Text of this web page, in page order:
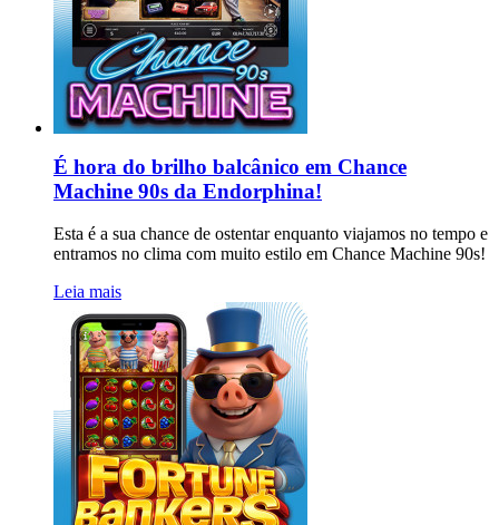
É hora do brilho balcânico em Chance
Machine 90s da Endorphina!
Esta é a sua chance de ostentar enquanto viajamos no tempo e
entramos no clima com muito estilo em Chance Machine 90s!
Leia mais